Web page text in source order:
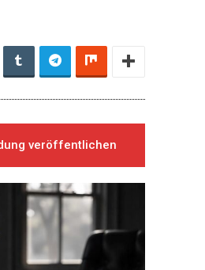
veröffentlichen